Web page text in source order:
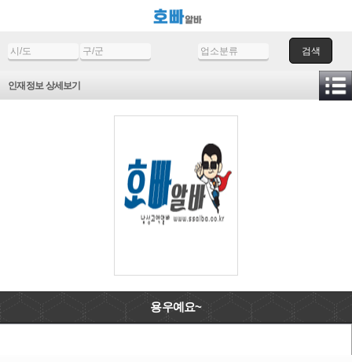
검색
인재정보 상세보기
용우예요~